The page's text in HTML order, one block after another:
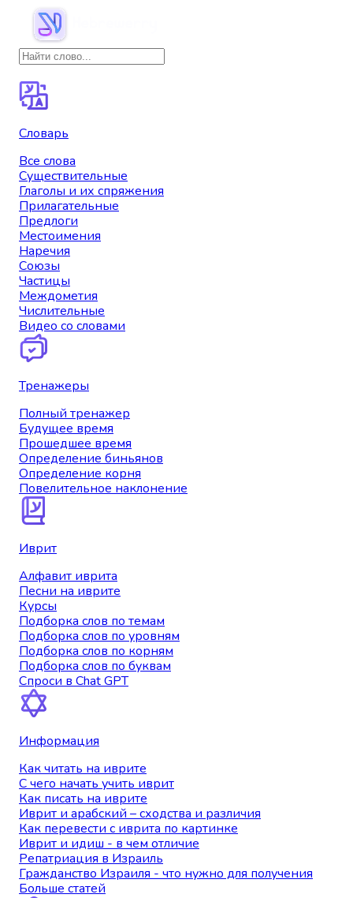
Словарь
Все слова
Существительные
Глаголы и их спряжения
Прилагательные
Предлоги
Местоимения
Наречия
Союзы
Частицы
Междометия
Числительные
Видео со словами
Тренажеры
Полный тренажер
Будущее время
Прошедшее время
Определение биньянов
Определение корня
Повелительное наклонение
Иврит
Алфавит иврита
Песни на иврите
Курсы
Подборка слов по темам
Подборка слов по уровням
Подборка слов по корням
Подборка слов по буквам
Спроси в Chat GPT
Информация
Как читать на иврите
С чего начать учить иврит
Как писать на иврите
Иврит и арабский – сходства и различия
Как перевести с иврита по картинке
Иврит и идиш - в чем отличие
Репатриация в Израиль
Гражданство Израиля - что нужно для получения
Больше статей